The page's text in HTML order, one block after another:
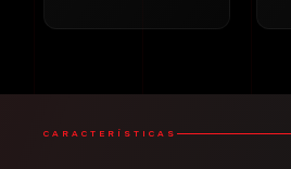
CARACTERÍSTICAS